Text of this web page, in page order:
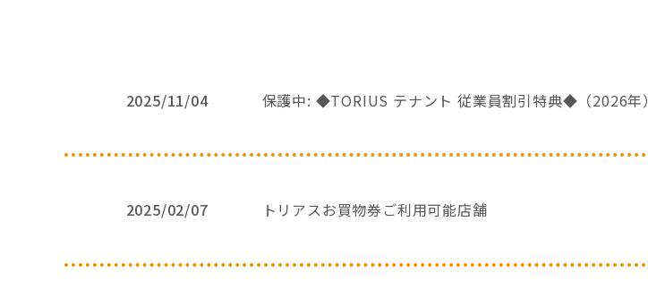
2025/11/04 保護中: ◆TORIUS テナント 従業員割引特典◆（2026年）
2025/02/07 トリアスお買物券ご利用可能店舗